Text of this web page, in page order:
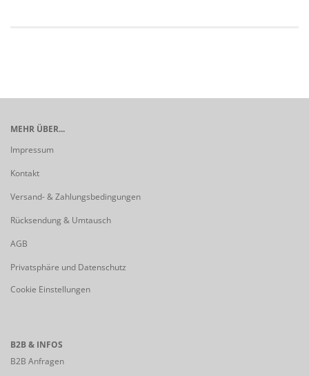
MEHR ÜBER...
Impressum
Kontakt
Versand- & Zahlungsbedingungen
Rücksendung & Umtausch
AGB
Privatsphäre und Datenschutz
Cookie Einstellungen
B2B & INFOS
B2B Anfragen